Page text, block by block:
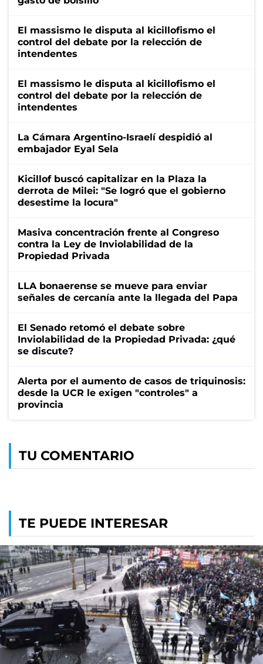
El massismo le disputa al kicillofismo el
control del debate por la relección de
intendentes
El massismo le disputa al kicillofismo el
control del debate por la relección de
intendentes
La Cámara Argentino-Israelí despidió al
embajador Eyal Sela
Kicillof buscó capitalizar en la Plaza la
derrota de Milei: "Se logró que el gobierno
desestime la locura"
Masiva concentración frente al Congreso
contra la Ley de Inviolabilidad de la
Propiedad Privada
LLA bonaerense se mueve para enviar
señales de cercanía ante la llegada del Papa
El Senado retomó el debate sobre
Inviolabilidad de la Propiedad Privada: ¿qué
se discute?
Alerta por el aumento de casos de triquinosis:
desde la UCR le exigen "controles" a
provincia
TU COMENTARIO
TE PUEDE INTERESAR